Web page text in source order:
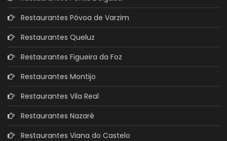
Restaurantes Póvoa de Varzim
Restaurantes Queluz
Restaurantes Figueira da Foz
Restaurantes Montijo
Restaurantes Vila Real
Restaurantes Nazaré
Restaurantes Viana do Castelo